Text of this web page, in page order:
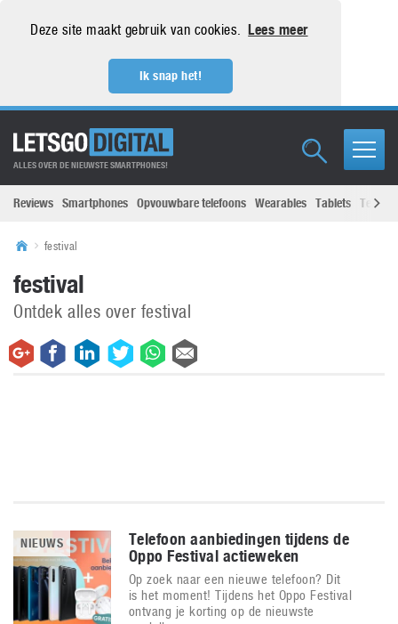
Deze site maakt gebruik van cookies. Lees meer
Ik snap het!
ALLES OVER DE NIEUWSTE SMARTPHONES!
Reviews Smartphones Opvouwbare telefoons Wearables Tablets
festival
festival
Ontdek alles over festival
NIEUWS
Telefoon aanbiedingen tijdens de
Oppo Festival actieweken
Op zoek naar een nieuwe telefoon? Dit
is het moment! Tijdens het Oppo Festival
ontvang je korting op de nieuwste